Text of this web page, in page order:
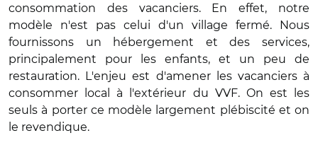
consommation des vacanciers. En effet, notre
modèle n'est pas celui d'un village fermé. Nous
fournissons un hébergement et des services,
principalement pour les enfants, et un peu de
restauration. L'enjeu est d'amener les vacanciers à
consommer local à l'extérieur du VVF. On est les
seuls à porter ce modèle largement plébiscité et on
le revendique.